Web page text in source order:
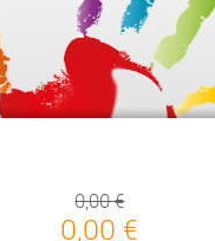
l'area antistante
di nuove opere
citt�. La piattaforma
e Spannocchi)
XVII secolo, il
0,00 €
0,00 €